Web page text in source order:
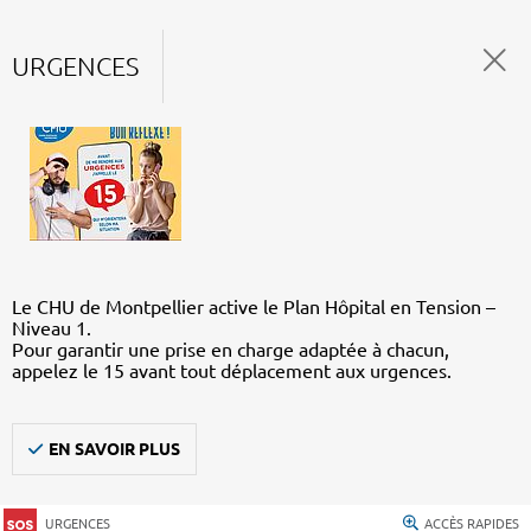
URGENCES
Le CHU de Montpellier active le Plan Hôpital en Tension –
Niveau 1.
Pour garantir une prise en charge adaptée à chacun,
appelez le 15 avant tout déplacement aux urgences.
EN SAVOIR PLUS
URGENCES ACCÈS RAPIDES